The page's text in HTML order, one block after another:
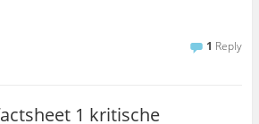
1 Reply
1 kritische